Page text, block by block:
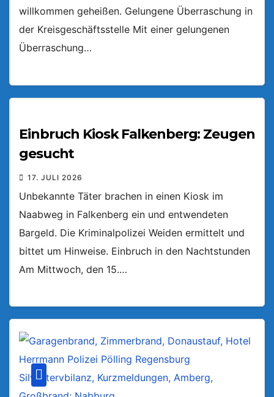
willkommen geheißen. Gelungene Überraschung in
der Kreisgeschäftsstelle Mit einer gelungenen
Überraschung…
Einbruch Kiosk Falkenberg: Zeugen
gesucht
17. JULI 2026
Unbekannte Täter brachen in einen Kiosk im
Naabweg in Falkenberg ein und entwendeten
Bargeld. Die Kriminalpolizei Weiden ermittelt und
bittet um Hinweise. Einbruch in den Nachtstunden
Am Mittwoch, den 15.…